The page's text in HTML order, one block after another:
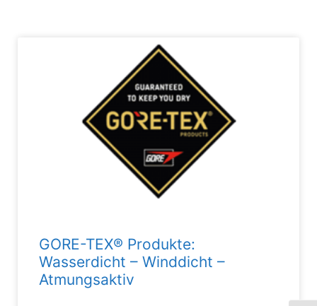
GORE-TEX® Produkte:
Wasserdicht – Winddicht –
Atmungsaktiv